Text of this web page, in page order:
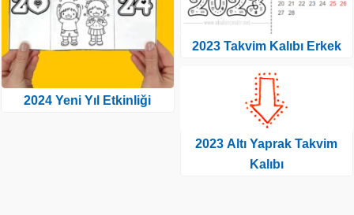
2024 Yeni Yıl Etkinliği
2023 Takvim Kalıbı Erkek
2023 Altı Yaprak Takvim
Kalıbı